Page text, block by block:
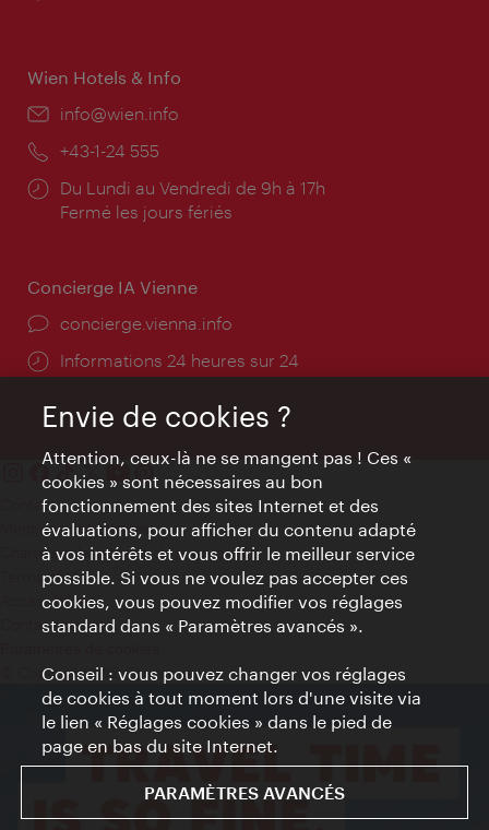
Wien Hotels & Info
E-
info@wien.info
Téléphone:
+43-1-24 555
Horaires
d'ouverture:
Du Lundi au Vendredi de 9h à 17h
Fermé les jours fériés
Concierge IA Vienne
Ort:
concierge.vienna.info
Öffnungszeiten:
Informations 24 heures sur 24
Contact
Mentions obligatoires
Charte sur le respect de la vie privée
Terms of Use
Accessibilité
Contact presse
© Copyright WienTourismus
Envie de cookies ?
Attention, ceux-là ne se mangent pas ! Ces «
cookies » sont nécessaires au bon
fonctionnement des sites Internet et des
évaluations, pour afficher du contenu adapté
à vos intérêts et vous offrir le meilleur service
possible. Si vous ne voulez pas accepter ces
cookies, vous pouvez modifier vos réglages
standard dans « Paramètres avancés ».
Conseil : vous pouvez changer vos réglages
de cookies à tout moment lors d'une visite via
le lien « Réglages cookies » dans le pied de
page en bas du site Internet.
PARAMÈTRES AVANCÉS